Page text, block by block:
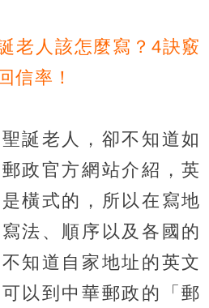
老人該怎麼寫？4訣竅
信率！
誕老人，卻不知道如
政官方網站介紹，英
橫式的，所以在寫地
法、順序以及各國的
知道自家地址的英文
以到中華郵政的「郵